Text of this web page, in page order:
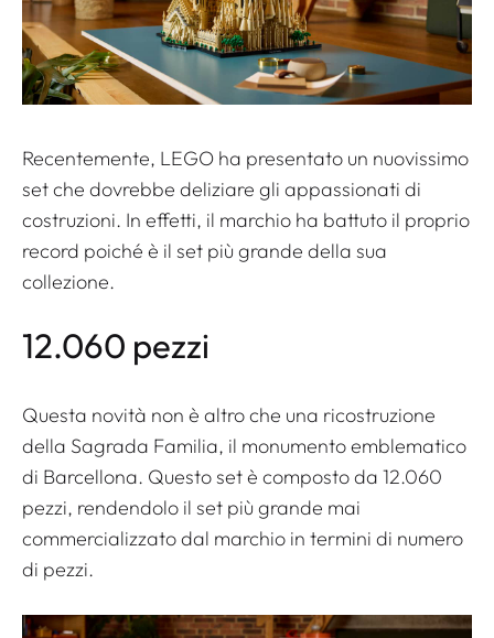
Recentemente, LEGO ha presentato un nuovissimo
set che dovrebbe deliziare gli appassionati di
costruzioni. In effetti, il marchio ha battuto il proprio
record poiché è il set più grande della sua
collezione.
12.060 pezzi
Questa novità non è altro che una ricostruzione
della Sagrada Familia, il monumento emblematico
di Barcellona. Questo set è composto da 12.060
pezzi, rendendolo il set più grande mai
commercializzato dal marchio in termini di numero
di pezzi.